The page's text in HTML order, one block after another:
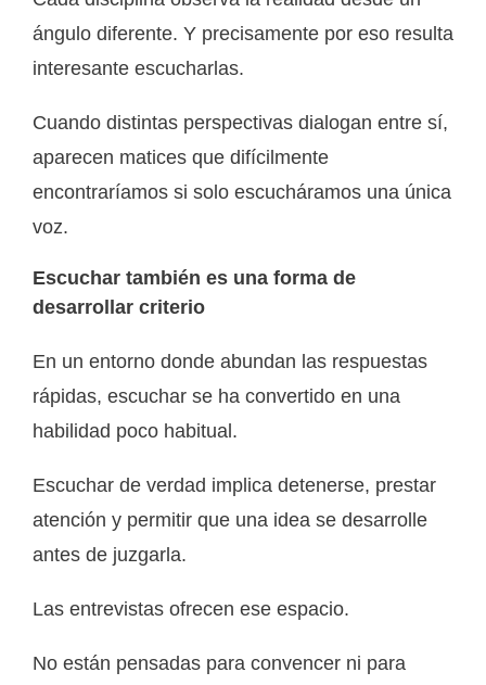
ángulo diferente. Y precisamente por eso resulta
interesante escucharlas.
Cuando distintas perspectivas dialogan entre sí,
aparecen matices que difícilmente
encontraríamos si solo escucháramos una única
voz.
Escuchar también es una forma de
desarrollar criterio
En un entorno donde abundan las respuestas
rápidas, escuchar se ha convertido en una
habilidad poco habitual.
Escuchar de verdad implica detenerse, prestar
atención y permitir que una idea se desarrolle
antes de juzgarla.
Las entrevistas ofrecen ese espacio.
No están pensadas para convencer ni para